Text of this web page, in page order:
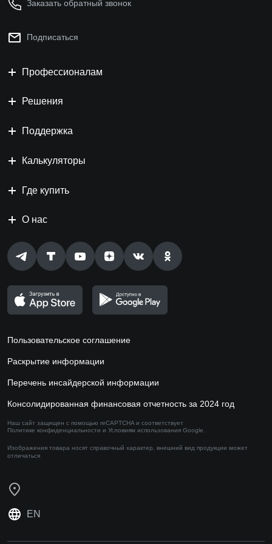
Заказать обратный звонок
Подписаться
Профессионалам
Решения
Поддержка
Калькуляторы
Где купить
О нас
Пользовательское соглашение
Раскрытие информации
Перечень инсайдерской информации
Консолидированная финансовая отчетность за 2024 год
Наш сайт защищен с помощью reCAPTCHA и соответствует
Политике конфиденциальности и Условиям использования Google.
Изображения товара носят справочный характер, внешний вид продукции может
отличаться
EN